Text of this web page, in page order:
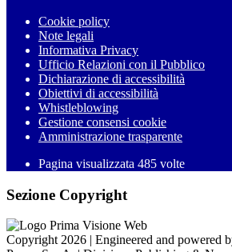
Cookie policy
Note legali
Informativa Privacy
Ufficio Relazioni con il Pubblico
Dichiarazione di accessibilità
Obiettivi di accessibilità
Whistleblowing
Gestione consensi cookie
Amministrazione trasparente
Pagina visualizzata 485 volte
Sezione Copyright
Copyright 2026 | Engineered and powered